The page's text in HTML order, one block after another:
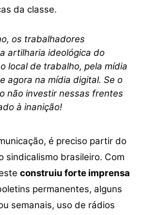
da classe.
os trabalhadores
artilharia ideológica do
local de trabalho, pela mídia
agora na mídia digital. Se o
não investir nessas frentes
à inanição!
é preciso partir do
sindicalismo brasileiro. Com
construiu forte imprensa
permanentes, alguns
semanais, uso de rádios